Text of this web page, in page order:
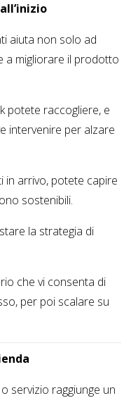
aiuta non solo ad
a migliorare il prodotto
potete raccogliere, e
intervenire per alzare
in arrivo, potete capire
sostenibili.
la strategia di
che vi consenta di
per poi scalare su
servizio raggiunge un